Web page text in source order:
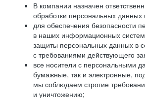
В компании назначен
обработки персональных данных
для обеспечения безопасности
в наших информационных
защиты персональных данных в
с требованиями действующего
все носители с персональными
бумажные, так и электронные,
мы соблюдаем строгие
и уничтожению;